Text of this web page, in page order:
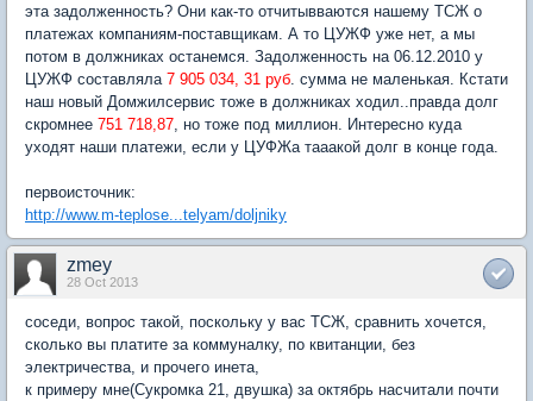
эта задолженность? Они как-то отчитывваются нашему ТСЖ о
платежах компаниям-поставщикам. А то ЦУЖФ уже нет, а мы
потом в должниках останемся. Задолженность на 06.12.2010 у
ЦУЖФ составляла 7 905 034, 31 руб. сумма не маленькая. Кстати
наш новый Домжилсервис тоже в должниках ходил..правда долг
скромнее 751 718,87, но тоже под миллион. Интересно куда
уходят наши платежи, если у ЦУФЖа тааакой долг в конце года.
первоисточник:
http://www.m-teplose...telyam/doljniky
zmey
28 Oct 2013
соседи, вопрос такой, поскольку у вас ТСЖ, сравнить хочется,
сколько вы платите за коммуналку, по квитанции, без
электричества, и прочего инета,
к примеру мне(Сукромка 21, двушка) за октябрь насчитали почти